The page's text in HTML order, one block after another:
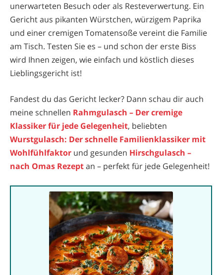
unerwarteten Besuch oder als Resteverwertung. Ein
Gericht aus pikanten Würstchen, würzigem Paprika
und einer cremigen Tomatensoße vereint die Familie
am Tisch. Testen Sie es – und schon der erste Biss
wird Ihnen zeigen, wie einfach und köstlich dieses
Lieblingsgericht ist!
Fandest du das Gericht lecker? Dann schau dir auch
meine schnellen Rahmgulasch – Der cremige
Klassiker für jede Gelegenheit, beliebten
Wurstgulasch: Der schnelle Familienklassiker mit
Wohlfühlfaktor und gesunden Hirschgulasch –
nach Omas Rezeptan – perfekt für jede Gelegenheit!